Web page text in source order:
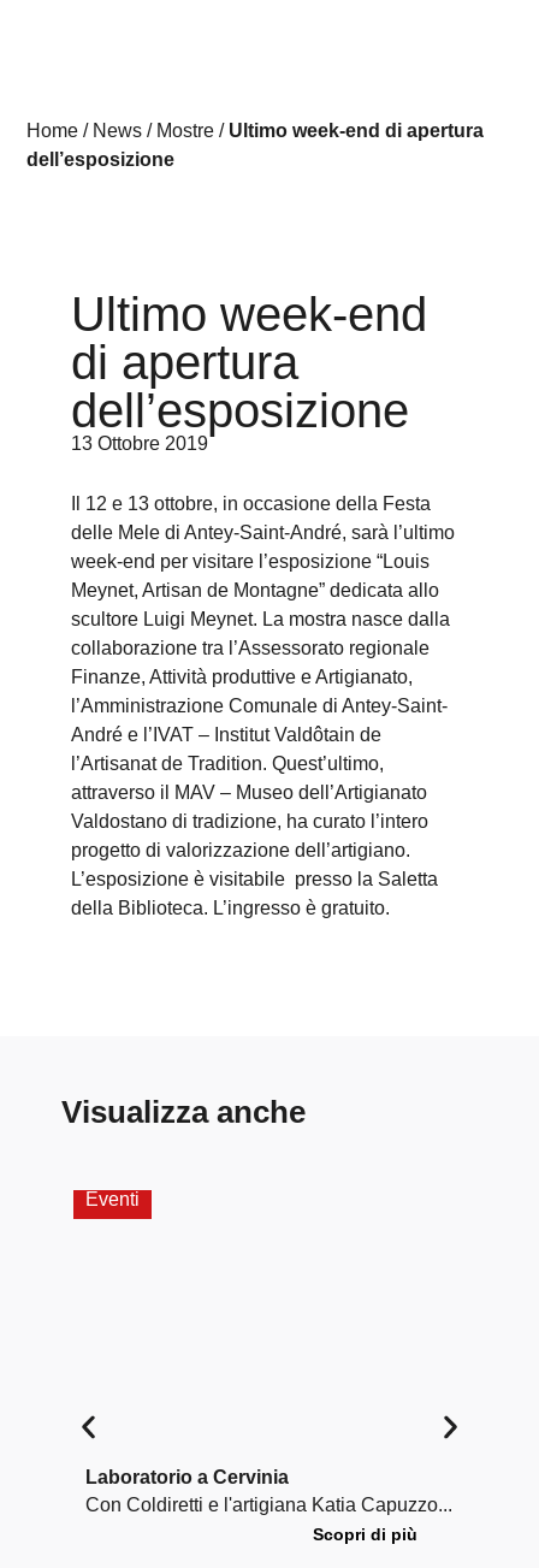
Home / News / Mostre / Ultimo week-end di apertura
dell’esposizione
Ultimo week-end
di apertura
dell’esposizione
13 Ottobre 2019
Il 12 e 13 ottobre, in occasione della Festa
delle Mele di Antey-Saint-André, sarà l’ultimo
week-end per visitare l’esposizione “Louis
Meynet, Artisan de Montagne” dedicata allo
scultore Luigi Meynet. La mostra nasce dalla
collaborazione tra l’Assessorato regionale
Finanze, Attività produttive e Artigianato,
l’Amministrazione Comunale di Antey-Saint-
André e l’IVAT – Institut Valdôtain de
l’Artisanat de Tradition. Quest’ultimo,
attraverso il MAV – Museo dell’Artigianato
Valdostano di tradizione, ha curato l’intero
progetto di valorizzazione dell’artigiano.
L’esposizione è visitabile presso la Saletta
della Biblioteca. L’ingresso è gratuito.
Visualizza anche
Eventi
Laboratorio a Cervinia
Con Coldiretti e l'artigiana Katia Capuzzo...
Scopri di più